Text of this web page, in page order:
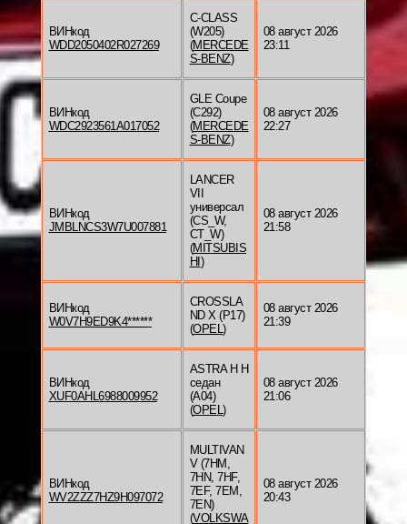
ВИНкод
WDD2050402R027269
C-CLASS
(W205)
(MERCEDE
S-BENZ)
08 август 2026
23:11
ВИНкод
WDC2923561A017052
GLE Coupe
(C292)
(MERCEDE
S-BENZ)
08 август 2026
22:27
ВИНкод
JMBLNCS3W7U007881
LANCER
VII
универсал
(CS_W,
CT_W)
(MITSUBIS
HI )
08 август 2026
21:58
ВИНкод
W0V7H9ED9K4******
CROSSLA
ND X (P17)
(OPEL )
08 август 2026
21:39
ВИНкод
XUF0AHL6988009952
ASTRA H H
седан
(A04)
(OPEL )
08 август 2026
21:06
ВИНкод
WV2ZZZ7HZ9H097072
MULTIVAN
V (7HM,
7HN, 7HF,
7EF, 7EM,
7EN)
(VOLKSWA
08 август 2026
20:43